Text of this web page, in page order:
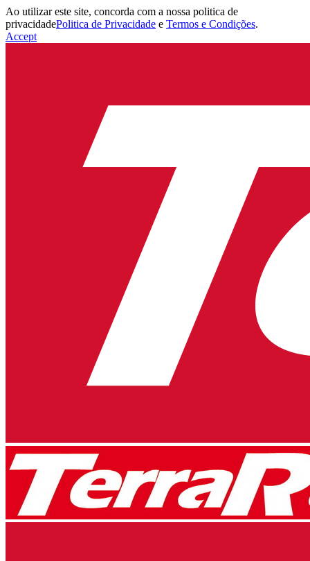
Ao utilizar este site, concorda com a nossa politica de
privacidadePolitica de Privacidade e Termos e Condições.
Accept